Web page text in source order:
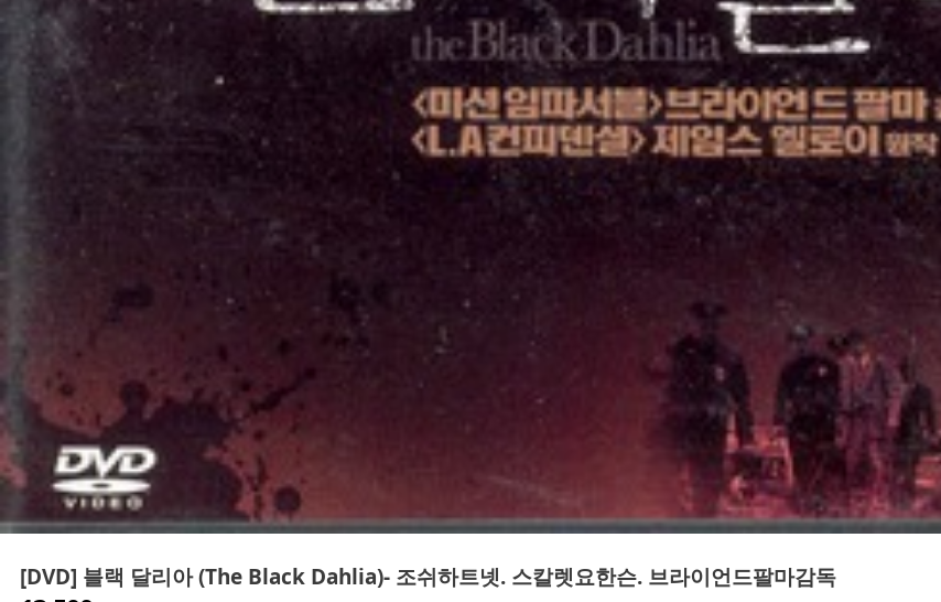
[DVD] 블랙 달리아 (The Black Dahlia)- 조쉬하트넷. 스칼렛요한슨. 브라이언드팔마감독